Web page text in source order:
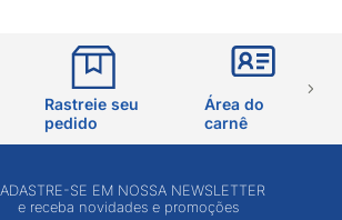
Rastreie seu
pedido
Área do
carnê
SE EM NOSSA NEWSLETTER
e receba novidades e promoções